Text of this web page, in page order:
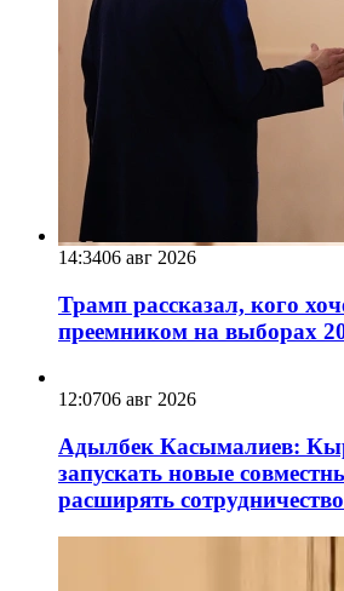
14:3406 авг 2026
Трамп рассказал, кого
преемником на выборах
12:0706 авг 2026
Адылбек Касымалиев:
запускать новые
расширять